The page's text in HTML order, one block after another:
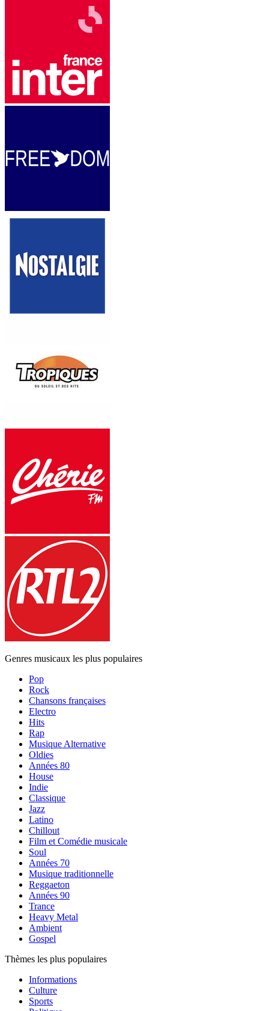
Genres musicaux les plus populaires
Pop
Rock
Chansons françaises
Electro
Hits
Rap
Musique Alternative
Oldies
Années 80
House
Indie
Classique
Jazz
Latino
Chillout
Film et Comédie musicale
Soul
Années 70
Musique traditionnelle
Reggaeton
Années 90
Trance
Heavy Metal
Ambient
Gospel
Thèmes les plus populaires
Informations
Culture
Sports